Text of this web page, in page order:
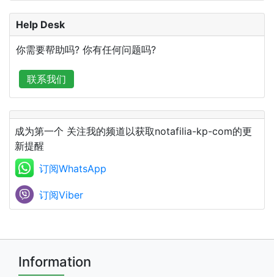
Help Desk
你需要帮助吗? 你有任何问题吗?
联系我们
成为第一个 关注我的频道以获取notafilia-kp-com的更
新提醒
订阅WhatsApp
订阅Viber
Information